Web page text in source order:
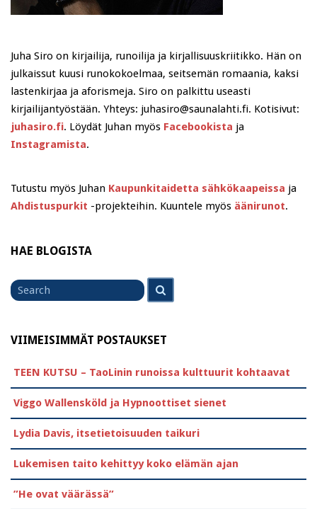
Juha Siro on kirjailija, runoilija ja kirjallisuuskriitikko. Hän on
julkaissut kuusi runokokoelmaa, seitsemän romaania, kaksi
lastenkirjaa ja aforismeja. Siro on palkittu useasti
kirjailijantyöstään. Yhteys: juhasiro@saunalahti.fi. Kotisivut:
juhasiro.fi. Löydät Juhan myös Facebookista ja
Instagramista.
Tutustu myös Juhan Kaupunkitaidetta sähkökaapeissa ja
Ahdistuspurkit -projekteihin. Kuuntele myös äänirunot.
HAE BLOGISTA
Search
for
VIIMEISIMMÄT POSTAUKSET
TEEN KUTSU – TaoLinin runoissa kulttuurit kohtaavat
Viggo Wallensköld ja Hypnoottiset sienet
Lydia Davis, itsetietoisuuden taikuri
Lukemisen taito kehittyy koko elämän ajan
”He ovat väärässä”